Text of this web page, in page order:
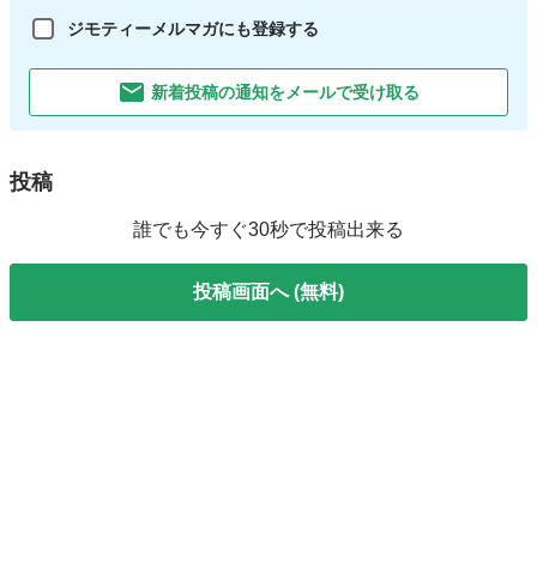
ジモティーメルマガにも登録する
新着投稿の通知をメールで受け取る
投稿
誰でも今すぐ30秒で投稿出来る
投稿画面へ (無料)